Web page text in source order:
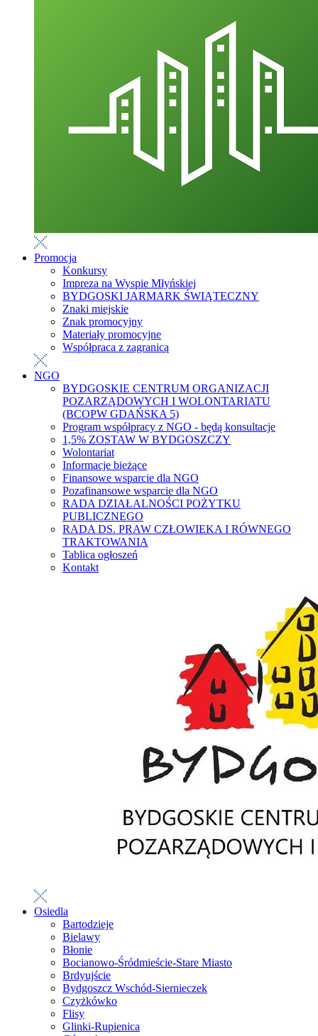
Promocja
Konkursy
Impreza na Wyspie Młyńskiej
BYDGOSKI JARMARK ŚWIĄTECZNY
Znaki miejskie
Znak promocyjny
Materiały promocyjne
Współpraca z zagranicą
NGO
BYDGOSKIE CENTRUM ORGANIZACJI
POZARZĄDOWYCH I WOLONTARIATU
(BCOPW GDAŃSKA 5)
Program współpracy z NGO - będą konsultacje
1,5% ZOSTAW W BYDGOSZCZY
Wolontariat
Informacje bieżące
Finansowe wsparcie dla NGO
Pozafinansowe wsparcie dla NGO
RADA DZIAŁALNOŚCI POŻYTKU
PUBLICZNEGO
RADA DS. PRAW CZŁOWIEKA I RÓWNEGO
TRAKTOWANIA
Tablica ogłoszeń
Kontakt
Osiedla
Bartodzieje
Bielawy
Błonie
Bocianowo-Śródmieście-Stare Miasto
Brdyujście
Bydgoszcz Wschód-Siernieczek
Czyżkówko
Flisy
Glinki-Rupienica